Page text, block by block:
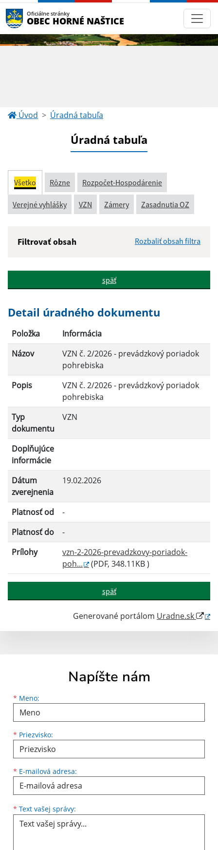
Oficiálne stránky
OBEC HORNÉ NAŠTICE
Úvod Úradná tabuľa
Úradná tabuľa
Všetko Rôzne Rozpočet-Hospodárenie
Verejné vyhlášky VZN Zámery Zasadnutia OZ
Filtrovať obsah Rozbaliť obsah filtra
Popis:
Dátum zverejnenia do:
Filtrovať
späť
Detail úradného dokumentu
Položka
Informácia
Názov
VZN č. 2/2026 - prevádzkový poriadok
pohrebiska
Popis
VZN č. 2/2026 - prevádzkový poriadok
pohrebiska
Typ
dokumentu
VZN
Doplňujúce
informácie
Dátum
zverejnenia
19.02.2026
Platnosť od
-
Platnosť do
-
Prílohy
vzn-2-2026-prevadzkovy-poriadok-
poh...
(PDF, 348.11KB )
späť
Generované portálom Uradne.sk
Napíšte nám
* Meno:
Meno
* Priezvisko:
Priezvisko
* E-mailová adresa:
E-mailová adresa
* Text vašej správy: